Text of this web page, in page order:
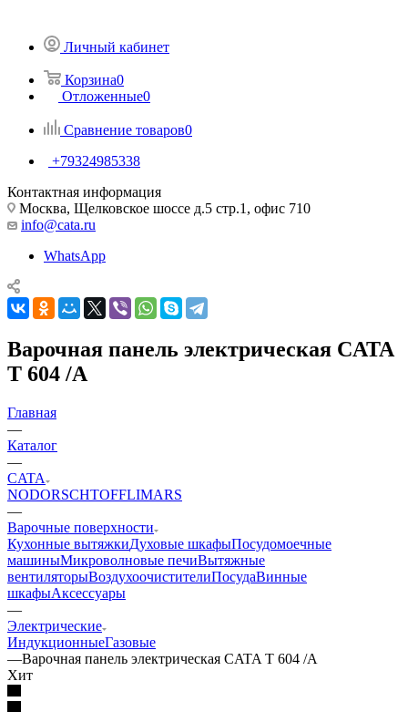
Личный кабинет
Корзина0
Отложенные0
Сравнение товаров0
+79324985338
Контактная информация
Москва, Щелковское шоссе д.5 стр.1, офис 710
info@cata.ru
WhatsApp
Варочная панель электрическая CATA
T 604 /A
Главная
—
Каталог
—
CATA
NODORSCHTOFFLIMARS
—
Варочные поверхности
Кухонные вытяжкиДуховые шкафыПосудомоечные
машиныМикроволновые печиВытяжные
вентиляторыВоздухоочистителиПосудаВинные
шкафыАксессуары
—
Электрические
ИндукционныеГазовые
—Варочная панель электрическая CATA T 604 /A
Хит